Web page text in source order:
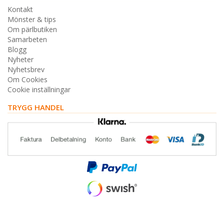
Kontakt
Mönster & tips
Om pärlbutiken
Samarbeten
Blogg
Nyheter
Nyhetsbrev
Om Cookies
Cookie inställningar
TRYGG HANDEL